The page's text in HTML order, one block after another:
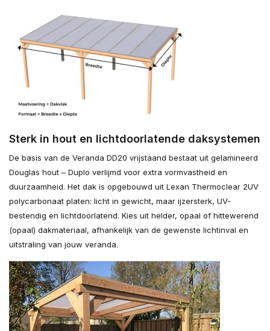
Sterk in hout en lichtdoorlatende daksystemen
De basis van de Veranda DD20 vrijstaand bestaat uit gelamineerd
Douglas hout – Duplo verlijmd voor extra vormvastheid en
duurzaamheid. Het dak is opgebouwd uit Lexan Thermoclear 2UV
polycarbonaat platen: licht in gewicht, maar ijzersterk, UV-
bestendig en lichtdoorlatend. Kies uit helder, opaal of hittewerend
(opaal) dakmateriaal, afhankelijk van de gewenste lichtinval en
uitstraling van jouw veranda.